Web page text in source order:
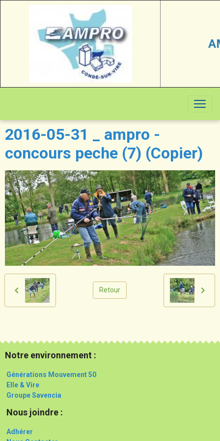
2016-05-31 _ ampro -
concours peche (7) (Copier)
Retour
Notre environnement :
Générations Mouvement 50
Elle & Vire
Groupe Savencia
Nous joindre :
Adhérer